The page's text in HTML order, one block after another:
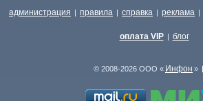
администрация | правила | справка | реклама |
оплата VIP | блог
© 2008-2026 ООО « Инфон »